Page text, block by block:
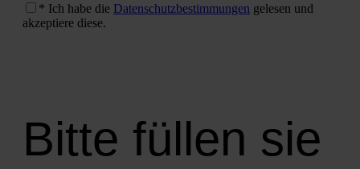
* Ich habe die Daten­schutz­be­stim­mun­gen gele­sen und
akzep­tie­re die­se.
Bitte füllen sie